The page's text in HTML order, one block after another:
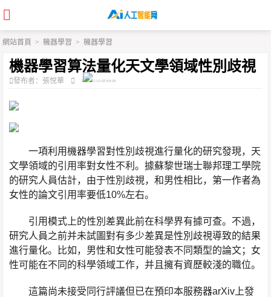
網站首頁 > 機器學習 > 機器學習
機器學習算法量化天文學領域性別歧視
發布者：張悅華 2023-07-10 02:58:29
一項利用機器學習對性別歧視進行量化的研究發現，天
文學領域的引用率對女性不利。據蘇黎世瑞士聯邦理工學院
的研究人員估計，由于性別歧視，和男性相比，第一作者為
女性的論文引用率要低10%左右。
引用模式上的性別差異此前在科學界有據可查。不過，
研究人員之前并未試圖對有多少差異是性別歧視導致的結果
進行量化。比如，男性和女性可能發表不同類型的論文；女
性可能在不同的科學領域工作，并且擁有資歷較淺的職位。
這篇尚未接受同行評議但已在預印本服務器arXiv上發